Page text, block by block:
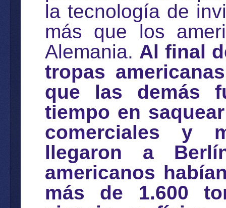
la tecnología de
más que los
Alemania. Al final
tropas
que las demás
tiempo en
comerciales y
llegaron a
americanos
más de 1.600